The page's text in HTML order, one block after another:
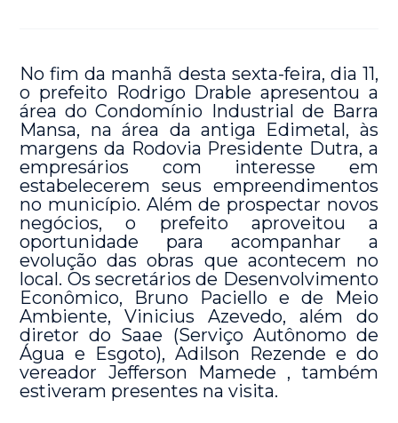
No fim da manhã desta sexta-feira, dia 11,
o prefeito Rodrigo Drable apresentou a
área do Condomínio Industrial de Barra
Mansa, na área da antiga Edimetal, às
margens da Rodovia Presidente Dutra, a
empresários com interesse em
estabelecerem seus empreendimentos
no município. Além de prospectar novos
negócios, o prefeito aproveitou a
oportunidade para acompanhar a
evolução das obras que acontecem no
local. Os secretários de Desenvolvimento
Econômico, Bruno Paciello e de Meio
Ambiente, Vinicius Azevedo, além do
diretor do Saae (Serviço Autônomo de
Água e Esgoto), Adilson Rezende e do
vereador Jefferson Mamede , também
estiveram presentes na visita.